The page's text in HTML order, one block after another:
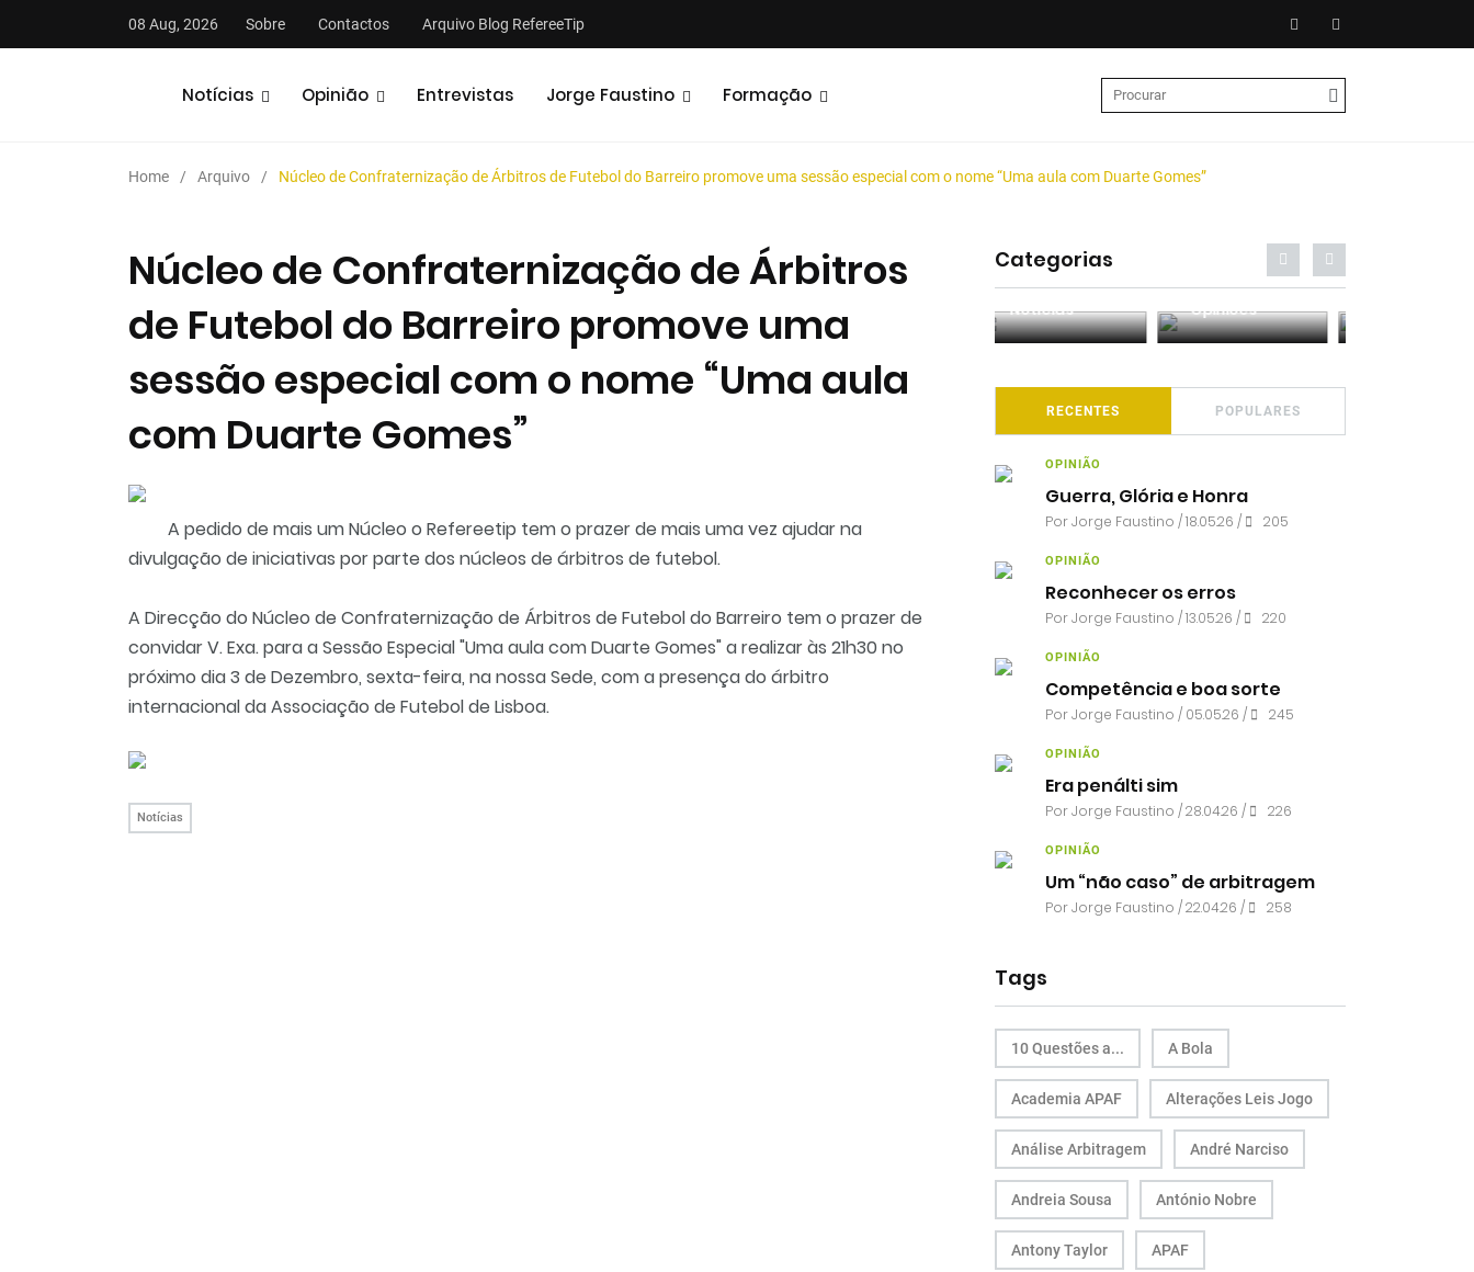
08 Aug, 2026 Sobre Contactos Arquivo Blog RefereeTip
Notícias Opinião Entrevistas Jorge Faustino Formação
Home Arquivo Núcleo de Confraternização de Árbitros de Futebol do Barreiro promove uma sessão especial com o nome “Uma aula com Duarte Gomes”
Núcleo de Confraternização de Árbitros
de Futebol do Barreiro promove uma
sessão especial com o nome “Uma aula
com Duarte Gomes”
A pedido de mais um Núcleo o Refereetip tem o prazer de mais uma vez ajudar na
divulgação de iniciativas por parte dos núcleos de árbitros de futebol.
A Direcção do Núcleo de Confraternização de Árbitros de Futebol do Barreiro tem o prazer de
convidar V. Exa. para a Sessão Especial "Uma aula com Duarte Gomes" a realizar às 21h30 no
próximo dia 3 de Dezembro, sexta-feira, na nossa Sede, com a presença do árbitro
internacional da Associação de Futebol de Lisboa.
Notícias
Categorias
Análises Podcasts Entrevistas Análises
RECENTES POPULARES
OPINIÃO
Guerra, Glória e Honra
PorJorge Faustino / 18.05.26 / 205
OPINIÃO
Reconhecer os erros
PorJorge Faustino / 13.05.26 / 220
OPINIÃO
Competência e boa sorte
PorJorge Faustino / 05.05.26 / 245
OPINIÃO
Era penálti sim
PorJorge Faustino / 28.04.26 / 226
OPINIÃO
Um “não caso” de arbitragem
PorJorge Faustino / 22.04.26 / 258
Tags
10 Questões a... A Bola
Academia APAF Alterações Leis Jogo
Análise Arbitragem André Narciso
Andreia Sousa António Nobre
Antony Taylor APAF